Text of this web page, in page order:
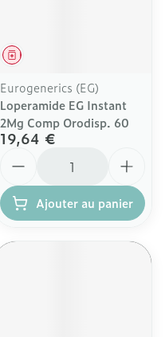
Médicament
Eurogenerics (EG)
Loperamide EG Instant
2Mg Comp Orodisp. 60
19,64 €
Ajouter au panier